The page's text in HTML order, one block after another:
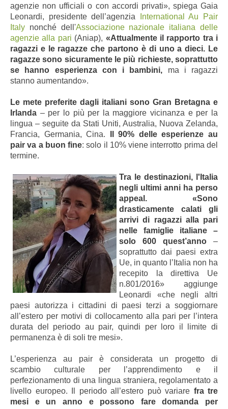
agenzie non ufficiali o con accordi privati», spiega Gaia
Leonardi, presidente dell’agenzia
International Au Pair
Italy nonché dell'Associazione nazionale italiana delle
agenzie alla pari (Aniap), «Attualmente il rapporto tra i
ragazzi e le ragazze che partono è di uno a dieci. Le
ragazze sono sicuramente le più richieste, soprattutto
se hanno esperienza con i bambini, ma i ragazzi
stanno aumentando».
Le mete preferite dagli italiani sono Gran Bretagna e
Irlanda – per lo più per la maggiore vicinanza e per la
lingua – seguite da Stati Uniti, Australia, Nuova Zelanda,
Francia, Germania, Cina. Il 90% delle esperienze au
pair va a buon fine: solo il 10% viene interrotto prima del
termine.
Tra le destinazioni, l'Italia
negli ultimi anni ha perso
appeal. «Sono
drasticamente calati gli
arrivi di ragazzi alla pari
nelle famiglie italiane –
solo 600 quest’anno –
soprattutto dai paesi extra
Ue, in quanto l’Italia non ha
recepito la direttiva Ue
n.801/2016» aggiunge
Leonardi «che negli altri
paesi autorizza i cittadini di paesi terzi a soggiornare
all’estero per motivi di collocamento alla pari per l’intera
durata del periodo au pair, quindi per loro il limite di
permanenza è di soli tre mesi».
L’esperienza au pair è considerata un progetto di
scambio culturale per l’apprendimento e il
perfezionamento di una lingua straniera, regolamentato a
livello europeo. Il periodo all’estero può variare fra tre
mesi e un anno e possono fare domanda per